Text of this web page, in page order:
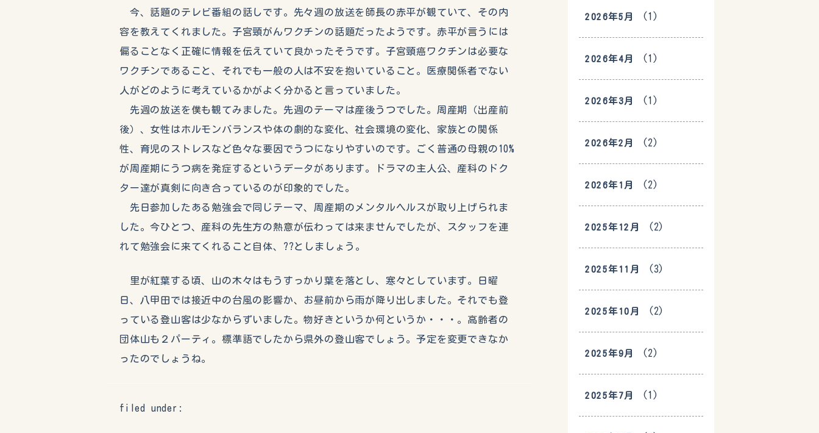
今、話題のテレビ番組の話しです。先々週の放送を師長の赤平が観ていて、その内
容を教えてくれました。子宮頸がんワクチンの話題だったようです。赤平が言うには
偏ることなく正確に情報を伝えていて良かったそうです。子宮頸癌ワクチンは必要な
ワクチンであること、それでも一般の人は不安を抱いていること。医療関係者でない
人がどのように考えているかがよく分かると言っていました。
先週の放送を僕も観てみました。先週のテーマは産後うつでした。周産期（出産前
後）、女性はホルモンバランスや体の劇的な変化、社会環境の変化、家族との関係
性、育児のストレスなど色々な要因でうつになりやすいのです。ごく普通の母親の10%
が周産期にうつ病を発症するというデータがあります。ドラマの主人公、産科のドク
ター達が真剣に向き合っているのが印象的でした。
先日参加したある勉強会で同じテーマ、周産期のメンタルヘルスが取り上げられま
した。今ひとつ、産科の先生方の熱意が伝わっては来ませんでしたが、スタッフを連
れて勉強会に来てくれること自体、??としましょう。
里が紅葉する頃、山の木々はもうすっかり葉を落とし、寒々としています。日曜
日、八甲田では接近中の台風の影響か、お昼前から雨が降り出しました。それでも登
っている登山客は少なからずいました。物好きというか何というか・・・。高齢者の
団体山も２パーティ。標準語でしたから県外の登山客でしょう。予定を変更できなか
ったのでしょうね。
filed under:
2026年5月 (1)
2026年4月 (1)
2026年3月 (1)
2026年2月 (2)
2026年1月 (2)
2025年12月 (2)
2025年11月 (3)
2025年10月 (2)
2025年9月 (2)
2025年7月 (1)